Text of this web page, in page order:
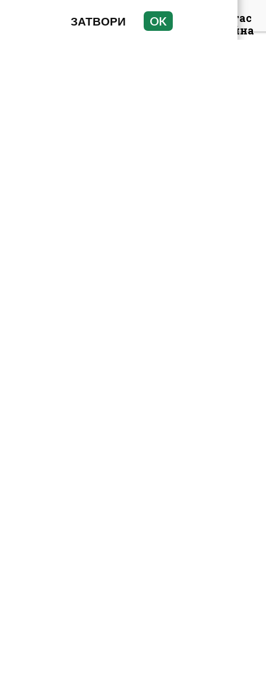
Арестуваният в Бургас
наркобарон от Украйна
ръководел 14 фабрики
ЗАТВОРИ OK